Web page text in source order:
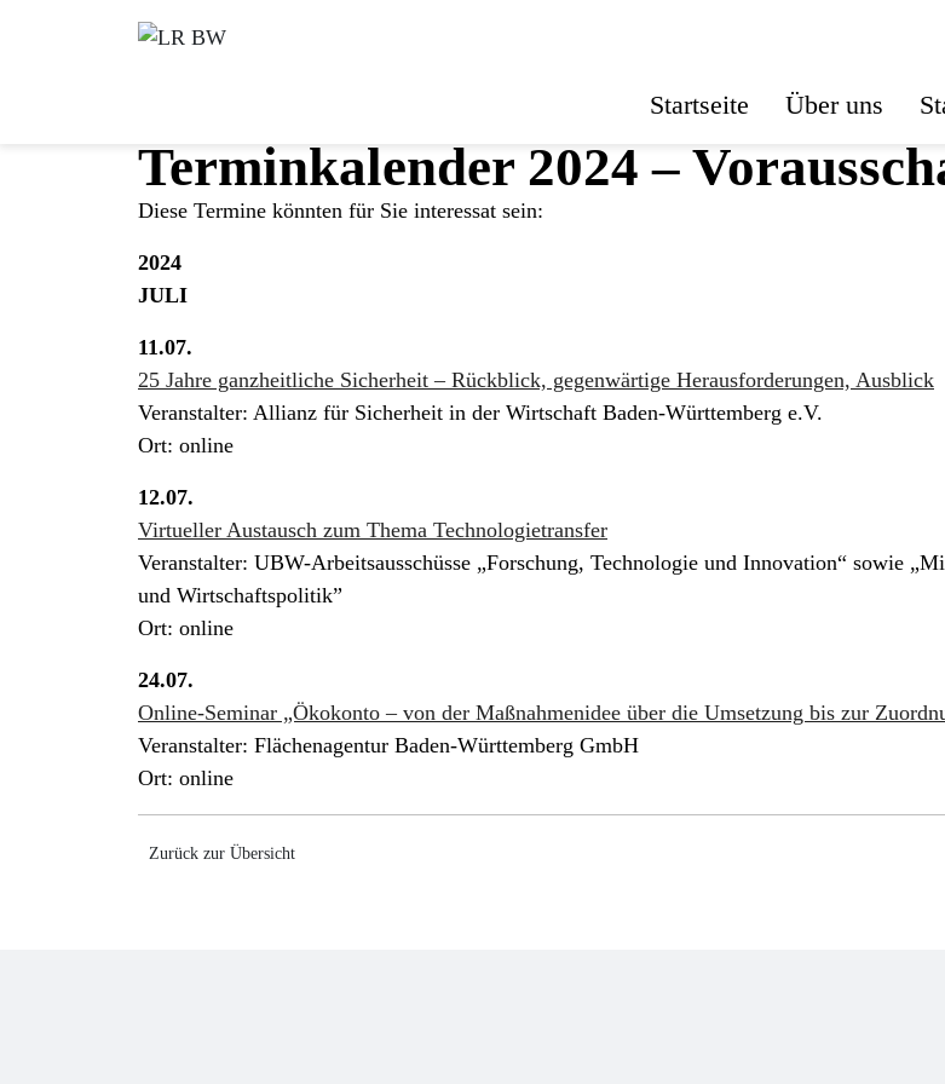
Startseite Über uns
Terminkalender 2024 –
Diese Termine könnten für Sie interessat sein:
2024
JULI
11.07.
25 Jahre ganzheitliche Sicherheit – Rückblick, gegenwärtige Herausforderungen, Ausblick
Veranstalter: Allianz für Sicherheit in der Wirtschaft Baden-Württemberg e.V.
Ort: online
12.07.
Virtueller Austausch zum Thema Technologietransfer
Veranstalter: UBW-Arbeitsausschüsse „Forschung, Technologie und Innovation“ sowie
und Wirtschaftspolitik”
Ort: online
24.07.
Online-Seminar „Ökokonto – von der Maßnahmenidee über die Umsetzung bis zur
Veranstalter: Flächenagentur Baden-Württemberg GmbH
Ort: online
Zurück zur Übersicht